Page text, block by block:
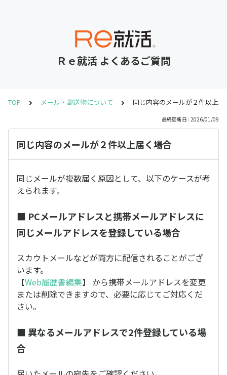
Ｒｅ就活 よくあるご質問
TOP メール・郵送物について 同じ内容のメールが２件以上届
最終更新日 : 2026/01/09
同じ内容のメールが２件以上届く場合
同じメールが複数届く原因として、以下のケースが考
えられます。
■ PCメールアドレスと携帯メールアドレスに
同じメールアドレスを登録している場合
スカウトメールなどが両方に配信されることがござ
います。
【Web履歴書編集】 から携帯メールアドレスを変更
または削除できますので、必要に応じてご対応くだ
さい。
■ 異なるメールアドレスで2件登録している場
合